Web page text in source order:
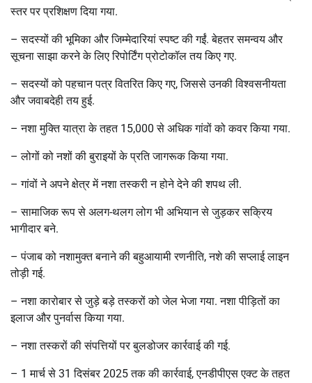
स्तर पर प्रशिक्षण दिया गया.
–सदस्यों की भूमिका और जिम्मेदारियां स्पष्ट की गईं. बेहतर समन्वय और
सूचना साझा करने के लिए रिपोर्टिंग प्रोटोकॉल तय किए गए.
–सदस्यों को पहचान पत्र वितरित किए गए, जिससे उनकी विश्वसनीयता
और जवाबदेही तय हुई.
–नशा मुक्ति यात्रा के तहत 15,000 से अधिक गांवों को कवर किया गया.
–लोगों को नशों की बुराइयों के प्रति जागरूक किया गया.
–गांवों ने अपने क्षेत्र में नशा तस्करी न होने देने की शपथ ली.
–सामाजिक रूप से अलग-थलग लोग भी अभियान से जुड़कर सक्रिय
भागीदार बने.
–पंजाब को नशामुक्त बनाने की बहुआयामी रणनीति, नशे की सप्लाई लाइन
तोड़ी गई.
–नशा कारोबार से जुड़े बड़े तस्करों को जेल भेजा गया. नशा पीड़ितों का
इलाज और पुनर्वास किया गया.
–नशा तस्करों की संपत्तियों पर बुलडोजर कार्रवाई की गई.
– 1मार्च से 31 दिसंबर 2025 तक की कार्रवाई, एनडीपीएस एक्ट के तहत